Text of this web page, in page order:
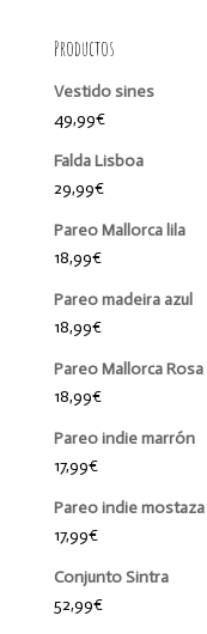
Productos
Vestido sines
49,99€
Falda Lisboa
29,99€
Pareo Mallorca lila
18,99€
Pareo madeira azul
18,99€
Pareo Mallorca Rosa
18,99€
Pareo indie marrón
17,99€
Pareo indie mostaza
17,99€
Conjunto Sintra
52,99€